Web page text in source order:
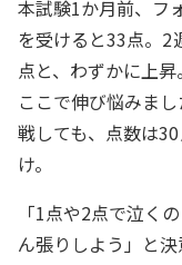
本試験1か月前、フ
を受けると33点。2
点と、わずかに上
ここで伸び悩みま
戦しても、点数は
け。
「1点や2点で泣く
ん張りしよう」と